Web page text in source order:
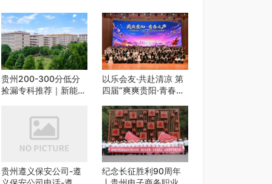
贵州200-300分低分
捡漏专科推荐｜新能源
以乐会友·共赴清凉 第
四届“爽爽贵阳·青春之
启动
贵州遵义保安公司-遵
纪念长征胜利90周年